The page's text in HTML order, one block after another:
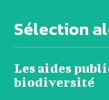
Sélection
Les aides
biodiversité